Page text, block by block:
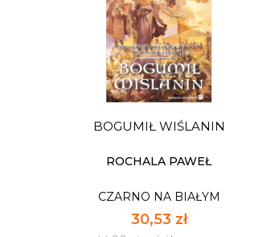
BOGUMIŁ WIŚLANIN
ROCHALA PAWEŁ
CZARNO NA BIAŁYM
30,53 zł